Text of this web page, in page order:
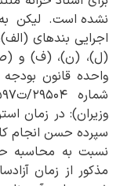
اجرایی بندهای
وزیران): در زمان
سپرده حسن انجام
نسبت به محاسبه
مذکور از زمان